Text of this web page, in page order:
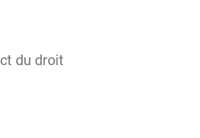
du droit